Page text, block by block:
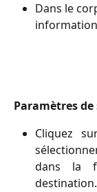
Dans le
Paramètres
Cliquez
dans la
destination.